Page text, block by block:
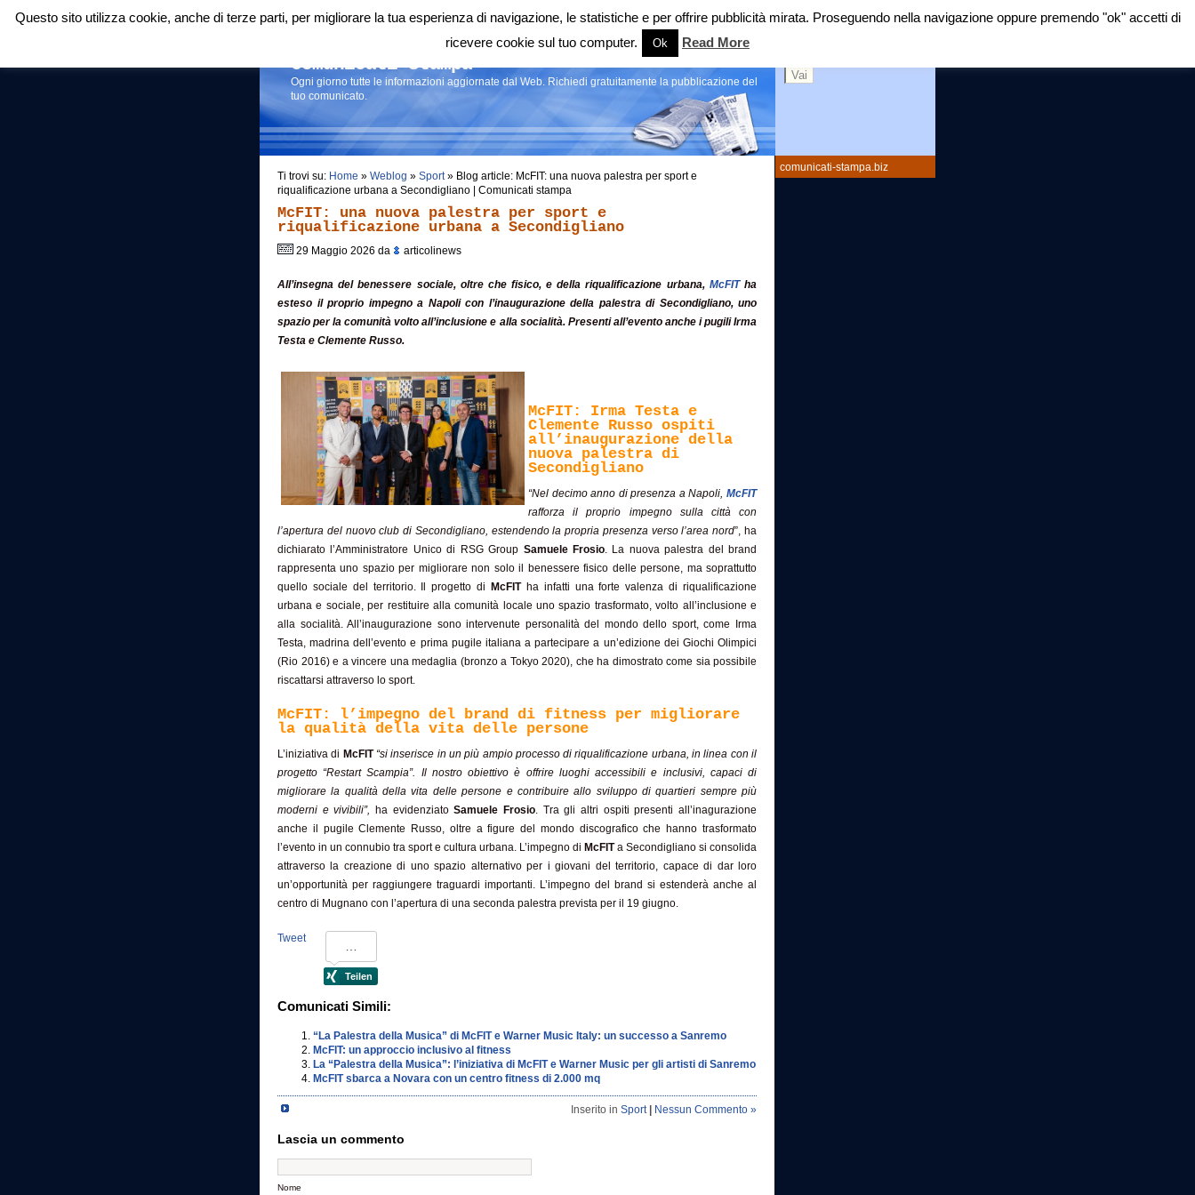
comunicati-stampa.biz
Login |RSS |
Comunicati stampa
Ogni giorno tutte le informazioni aggiornate dal Web. Richiedi gratuitamente la pubblicazione del
tuo comunicato.
Ti trovi su: Home » Weblog » Sport» Blog article: McFIT: una nuova palestra per sport e
riqualificazione urbana a Secondigliano | Comunicati stampa
McFIT: una nuova palestra per sport e
riqualificazione urbana a Secondigliano
29 Maggio 2026 da articolinews
All’insegna del benessere sociale, oltre che fisico, e della riqualificazione urbana, McFITha
esteso il proprio impegno a Napoli con l’inaugurazione della palestra di Secondigliano, uno
spazio per la comunità volto all’inclusione e alla socialità. Presenti all’evento anche i pugili Irma
Testa e Clemente Russo.
McFIT: Irma Testa e
Clemente Russo ospiti
all’inaugurazione della
nuova palestra di
Secondigliano
“Nel decimo anno di presenza a Napoli, McFIT
rafforza il proprio impegno sulla città con
l’apertura del nuovo club di Secondigliano, estendendo la propria presenza verso l’area nord”, ha
dichiarato l’Amministratore Unico di RSG Group Samuele Frosio. La nuova palestra del brand
rappresenta uno spazio per migliorare non solo il benessere fisico delle persone, ma soprattutto
quello sociale del territorio. Il progetto di
McFITha infatti una forte valenza di riqualificazione
urbana e sociale, per restituire alla comunità locale uno spazio trasformato, volto all’inclusione e
alla socialità. All’inaugurazione sono intervenute personalità del mondo dello sport, come Irma
Testa, madrina dell’evento e prima pugile italiana a partecipare a un’edizione dei Giochi Olimpici
(Rio 2016) e a vincere una medaglia (bronzo a Tokyo 2020), che ha dimostrato come sia possibile
riscattarsi attraverso lo sport.
McFIT: l’impegno del brand di fitness per migliorare
la qualità della vita delle persone
L’iniziativa di McFIT “si inserisce in un più ampio processo di riqualificazione urbana, in linea con il
progetto “Restart Scampia”. Il nostro obiettivo è offrire luoghi accessibili e inclusivi, capaci di
migliorare la qualità della vita delle persone e contribuire allo sviluppo di quartieri sempre più
moderni e vivibili”, ha evidenziatoSamuele Frosio. Tra gli altri ospiti presenti all’inagurazione
anche il pugile Clemente Russo, oltre a figure del mondo discografico che hanno trasformato
l’evento in un connubio tra sport e cultura urbana. L’impegno di McFITa Secondigliano si consolida
attraverso la creazione di uno spazio alternativo per i giovani del territorio, capace di dar loro
un’opportunità per raggiungere traguardi importanti. L’impegno del brand si estenderà anche al
centro di Mugnano con l’apertura di una seconda palestra prevista per il 19 giugno.
Tweet
Comunicati Simili:
“La Palestra della Musica” di McFIT e Warner Music Italy: un successo a Sanremo
McFIT: un approccio inclusivo al fitness
La “Palestra della Musica”: l’iniziativa di McFIT e Warner Music per gli artisti di Sanremo
McFIT sbarca a Novara con un centro fitness di 2.000 mq
Inserito in Sport Nessun Commento »
Lascia un commento
Nome
Questo sito utilizza cookie, anche di terze parti, per migliorare la tua esperienza di navigazione, le statistiche e per offrire pubblicità mirata. Proseguendo nella navigazione oppure premendo "ok" accetti di
ricevere cookie sul tuo computer.
Ok Read More